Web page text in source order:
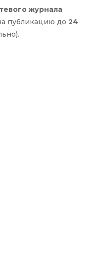
журнала
публикацию до 24